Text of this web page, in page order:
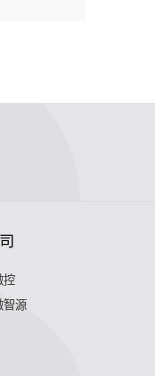
控
智源